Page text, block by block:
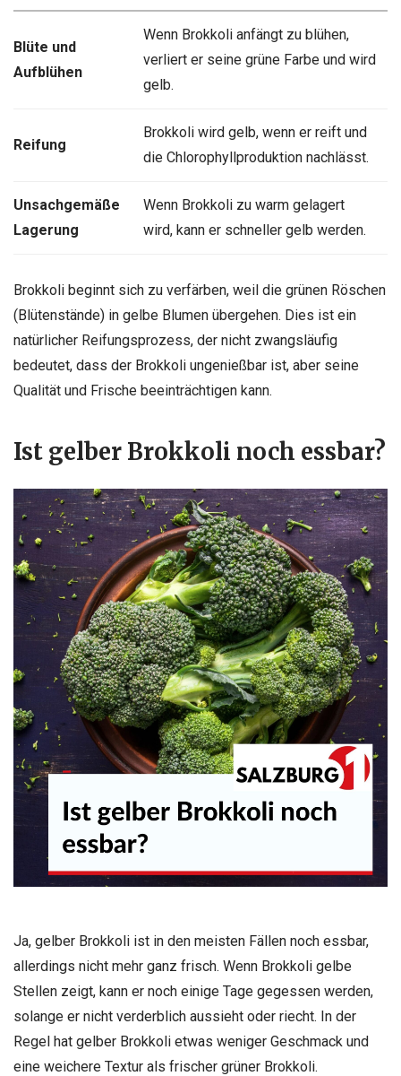
Blüte und
Aufblühen
Wenn Brokkoli anfängt zu blühen,
verliert er seine grüne Farbe und wird
gelb.
Reifung
Brokkoli wird gelb, wenn er reift und
die Chlorophyllproduktion nachlässt.
Unsachgemäße
Lagerung
Wenn Brokkoli zu warm gelagert
wird, kann er schneller gelb werden.
Brokkoli beginnt sich zu verfärben, weil die grünen Röschen
(Blütenstände) in gelbe Blumen übergehen. Dies ist ein
natürlicher Reifungsprozess, der nicht zwangsläufig
bedeutet, dass der Brokkoli ungenießbar ist, aber seine
Qualität und Frische beeinträchtigen kann.
Ist gelber Brokkoli noch essbar?
Ja, gelber Brokkoli ist in den meisten Fällen noch essbar,
allerdings nicht mehr ganz frisch. Wenn Brokkoli gelbe
Stellen zeigt, kann er noch einige Tage gegessen werden,
solange er nicht verderblich aussieht oder riecht. In der
Regel hat gelber Brokkoli etwas weniger Geschmack und
eine weichere Textur als frischer grüner Brokkoli.